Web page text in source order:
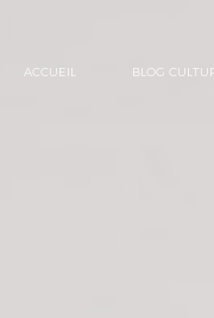
ACCUEIL BLOG